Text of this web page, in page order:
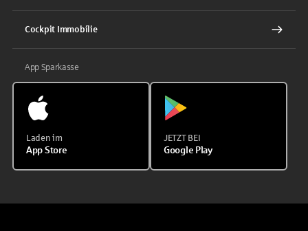
Cockpit Immobilie
App Sparkasse
Laden im
App Store
JETZT BEI
Google Play